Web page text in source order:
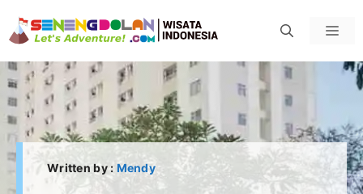
to
content
Written by : Mendy